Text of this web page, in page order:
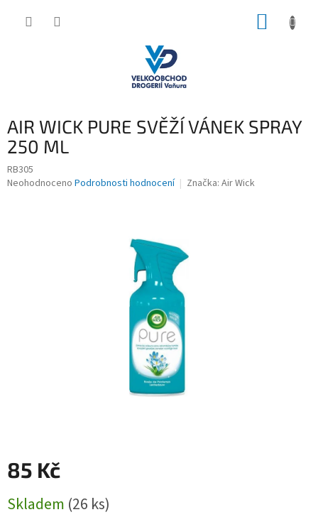
AIR WICK PURE SVĚŽÍ VÁNEK SPRAY
250 ML
RB305
Průměrné
Neohodnoceno Podrobnosti hodnocení Značka: Air Wick
85 Kč
cena:
Skladem (26 ks)